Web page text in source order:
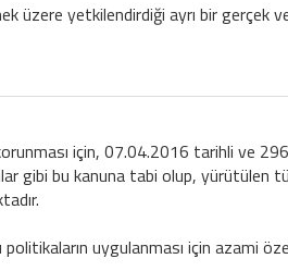
üzere yetkilendirdiği ayrı bir gerçek
için, 07.04.2016 tarihli ve
gibi bu kanuna tabi olup, yürütülen
uygulanması için azami